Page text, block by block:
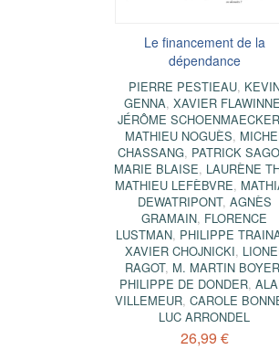
Le financement de la
dépendance
PIERRE PESTIEAU,
GENNA, XAVIER FLAWINNE
JÉRÔME
MATHIEU NOGUÈS,
CHASSANG, PATRICK
MARIE BLAISE, LAURÈNE
MATHIEU LEFÈBVRE,
DEWATRIPONT, AGNÈS
GRAMAIN, FLORENCE
LUSTMAN, PHILIPPE
XAVIER CHOJNICKI,
RAGOT, M. MARTIN BOYER
PHILIPPE DE DONDER,
VILLEMEUR, CAROLE
LUC ARRONDEL
26,99 €